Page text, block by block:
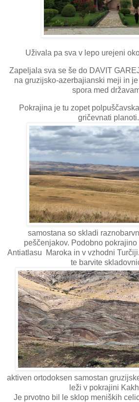
Uživala pa sva v lepo urejeni
Zapeljala sva se še do DAVIT
na gruzijsko-azerbajianski meji in
spora med
Pokrajina je tu zopet
gričevnati planoti.
samostana so skladi
peščenjakov. Podobno
Antiatlasu Maroka in v vzhodni
te barvite
aktiven ortodoksen samostan
leži v pokrajini
Je prvotno bil le sklop meniških